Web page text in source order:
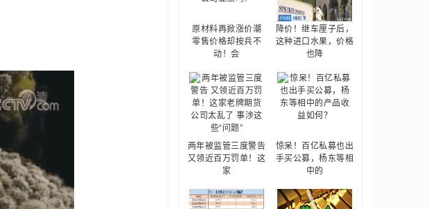
原材料再掀涨价潮
零售价格却按兵不
动！会
降价！继车厘子后，
这种进口水果，价格
也降
两年被监管三度警告
又领近百万罚单！这
家
惊呆！百亿私募也出
手买公募，杨东等相
中的